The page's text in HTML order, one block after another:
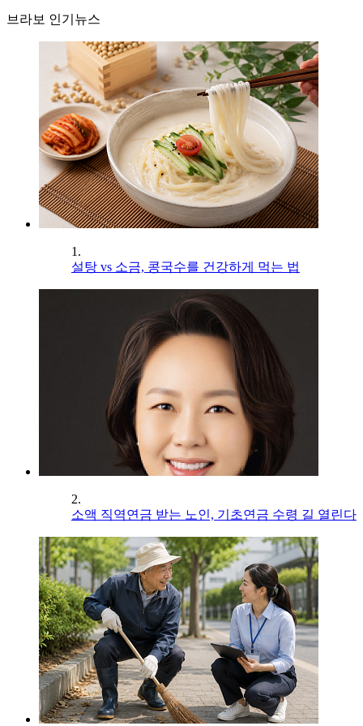
브라보 인기뉴스
1.
설탕 vs 소금, 콩국수를 건강하게 먹는 법
2.
소액 직역연금 받는 노인, 기초연금 수령 길 열린다